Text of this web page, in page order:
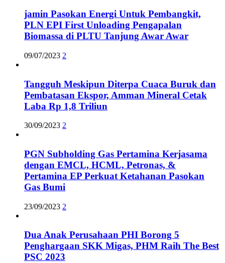
jamin Pasokan Energi Untuk Pembangkit,
PLN EPI First Unloading Pengapalan
Biomassa di PLTU Tanjung Awar Awar
09/07/2023 2
Tangguh Meskipun Diterpa Cuaca Buruk dan
Pembatasan Ekspor, Amman Mineral Cetak
Laba Rp 1,8 Triliun
30/09/2023 2
PGN Subholding Gas Pertamina Kerjasama
dengan EMCL, HCML, Petronas, &
Pertamina EP Perkuat Ketahanan Pasokan
Gas Bumi
23/09/2023 2
Dua Anak Perusahaan PHI Borong 5
Penghargaan SKK Migas, PHM Raih The Best
PSC 2023